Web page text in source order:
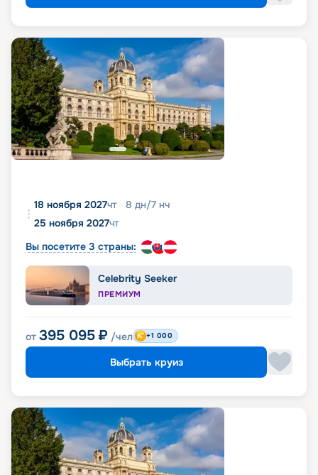
18 ноября 2027чт 8 дн/7 нч
25 ноября 2027чт
Вы посетите 3 страны:
Celebrity Seeker
ПРЕМИУМ
от 395 095 ₽ /чел +1 000
Выбрать круиз